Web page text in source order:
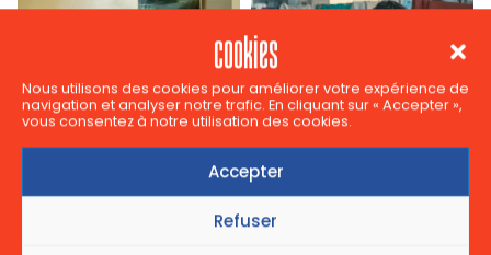
cookies
Nous utilisons des cookies pour améliorer votre expérience de
navigation et analyser notre trafic. En cliquant sur « Accepter »,
vous consentez à notre utilisation des cookies.
Accepter
Refuser